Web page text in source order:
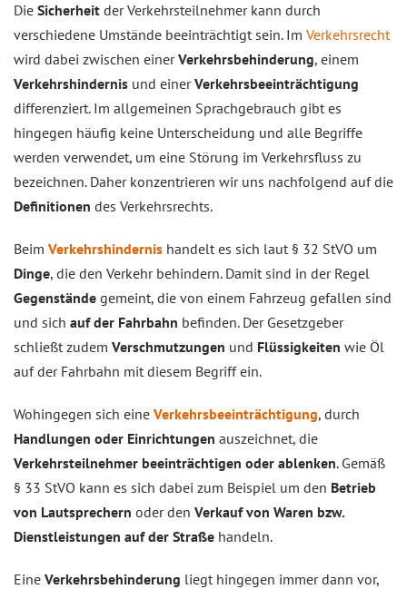
Die Sicherheit der Verkehrsteilnehmer kann durch
verschiedene Umstände beeinträchtigt sein. Im Verkehrsrecht
wird dabei zwischen einerVerkehrsbehinderung, einem
Verkehrshindernis und einerVerkehrsbeeinträchtigung
differenziert. Im allgemeinen Sprachgebrauch gibt es
hingegen häufig keine Unterscheidung und alle Begriffe
werden verwendet, um eine Störung im Verkehrsfluss zu
bezeichnen. Daher konzentrieren wir uns nachfolgend auf die
Definitionen des Verkehrsrechts.
Beim Verkehrshindernis handelt es sich laut § 32 StVO um
Dinge, die den Verkehr behindern. Damit sind in der Regel
Gegenstände gemeint, die von einem Fahrzeug gefallen sind
und sich auf der Fahrbahn befinden. Der Gesetzgeber
schließt zudem Verschmutzungen und Flüssigkeiten wie Öl
auf der Fahrbahn mit diesem Begriff ein.
Wohingegen sich eine Verkehrsbeeinträchtigung, durch
Handlungen oder Einrichtungen auszeichnet, die
Verkehrsteilnehmer beeinträchtigen oder ablenken. Gemäß
§ 33 StVO kann es sich dabei zum Beispiel um den Betrieb
von Lautsprechern oder den Verkauf von Waren bzw.
Dienstleistungen auf der Straße handeln.
Eine Verkehrsbehinderung liegt hingegen immer dann vor,